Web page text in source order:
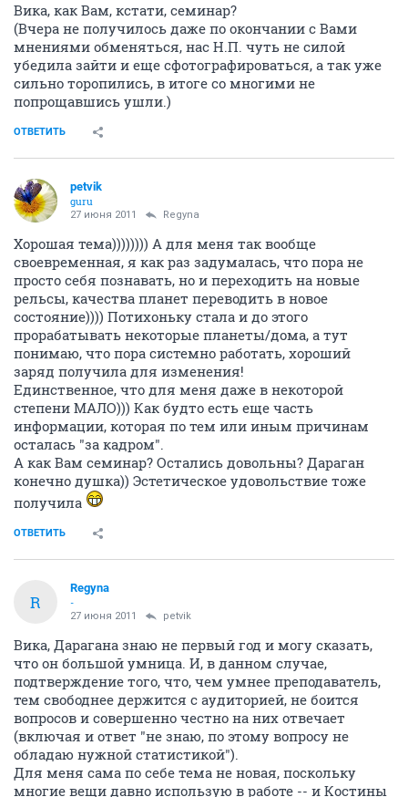
Вика, как Вам, кстати, семинар?
(Вчера не получилось даже по окончании с Вами
мнениями обменяться, нас Н.П. чуть не силой
убедила зайти и еще сфотографироваться, а так уже
сильно торопились, в итоге со многими не
попрощавшись ушли.)
ОТВЕТИТЬ
petvik
guru
27 июня 2011 Regyna
Хорошая тема)))))))) А для меня так вообще
своевременная, я как раз задумалась, что пора не
просто себя познавать, но и переходить на новые
рельсы, качества планет переводить в новое
состояние)))) Потихоньку стала и до этого
прорабатывать некоторые планеты/дома, а тут
понимаю, что пора системно работать, хороший
заряд получила для изменения!
Единственное, что для меня даже в некоторой
степени МАЛО))) Как будто есть еще часть
информации, которая по тем или иным причинам
осталась "за кадром".
А как Вам семинар? Остались довольны? Дараган
конечно душка)) Эстетическое удовольствие тоже
получила
ОТВЕТИТЬ
R
Regyna
-
27 июня 2011 petvik
Вика, Дарагана знаю не первый год и могу сказать,
что он большой умница. И, в данном случае,
подтверждение того, что, чем умнее преподаватель,
тем свободнее держится с аудиторией, не боится
вопросов и совершенно честно на них отвечает
(включая и ответ "не знаю, по этому вопросу не
обладаю нужной статистикой").
Для меня сама по себе тема не новая, поскольку
многие вещи давно использую в работе -- и Костины